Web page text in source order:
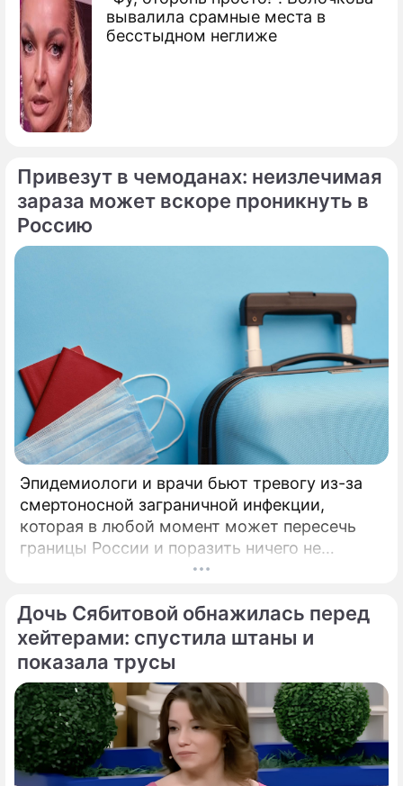
вывалила срамные места в
бесстыдном неглиже
По теме
Продолжение: Никита
Джигурда назвал главные
составляющие гармоничных
отношений
в рабочих руках посиневший агрегат:
Сняли
Анастасия Юрьевна Волочкова
балерина
Привезут в чемоданах: неизлечимая
зараза может вскоре проникнуть в
Россию
Эпидемиологи и врачи бьют тревогу из-за
смертоносной заграничной инфекции,
которая в любой момент может пересечь
границы России и поразить ничего не
подозревающих граждан. Россию
угрозе: в страну могут завезти неизлечимый
и смертоносный вирус Бурбон.
Дочь Сябитовой обнажилась перед
хейтерами: спустила штаны и
показала трусы